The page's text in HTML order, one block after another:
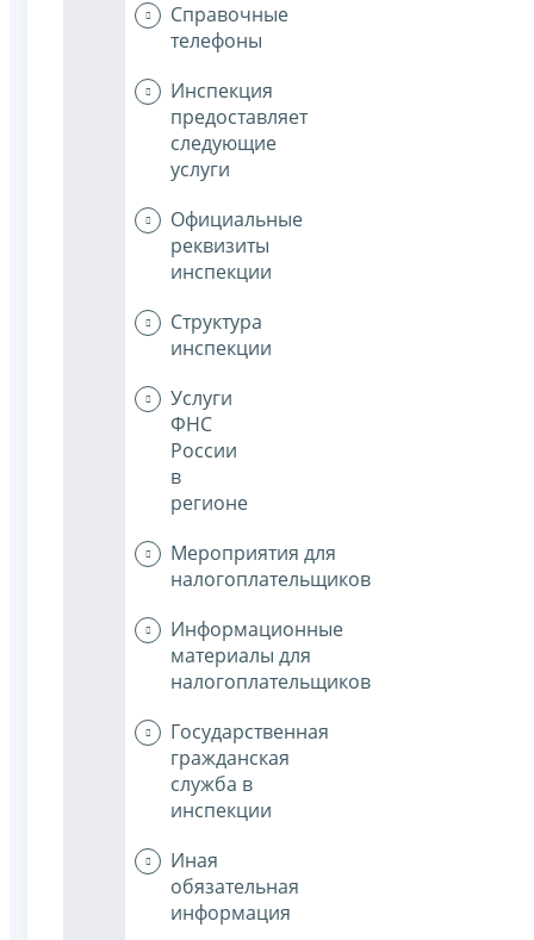
Справочные
телефоны
Инспекция
предоставляет
следующие
услуги
Официальные
реквизиты
инспекции
Структура
инспекции
Услуги
ФНС
России
в
регионе
Мероприятия для
налогоплательщиков
Информационные
материалы для
налогоплательщиков
Государственная
гражданская
служба в
инспекции
Иная
обязательная
информация